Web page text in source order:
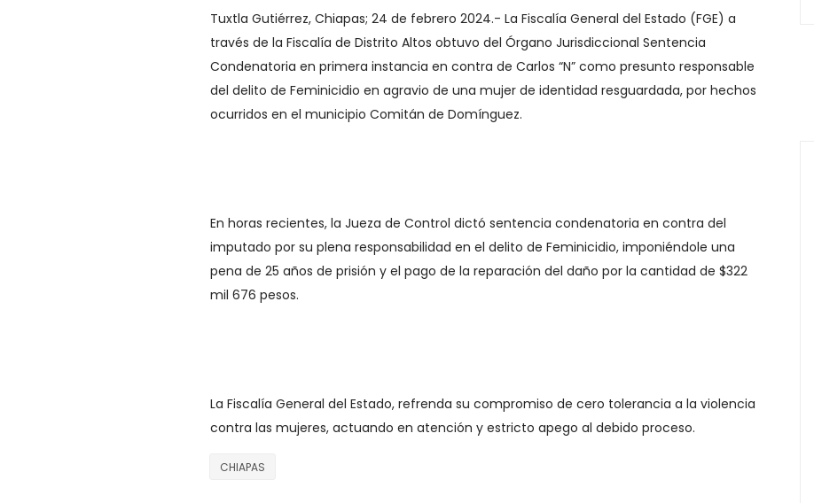
Tuxtla Gutiérrez, Chiapas; 24 de febrero 2024.- La Fiscalía General del Estado (FGE) a
través de la Fiscalía de Distrito Altos obtuvo del Órgano Jurisdiccional Sentencia
Condenatoria en primera instancia en contra de Carlos “N” como presunto responsable
del delito de Feminicidio en agravio de una mujer de identidad resguardada, por hechos
ocurridos en el municipio Comitán de Domínguez.
En horas recientes, la Jueza de Control dictó sentencia condenatoria en contra del
imputado por su plena responsabilidad en el delito de Feminicidio, imponiéndole una
pena de 25 años de prisión y el pago de la reparación del daño por la cantidad de $322
mil 676 pesos.
La Fiscalía General del Estado, refrenda su compromiso de cero tolerancia a la violencia
contra las mujeres, actuando en atención y estricto apego al debido proceso.
CHIAPAS